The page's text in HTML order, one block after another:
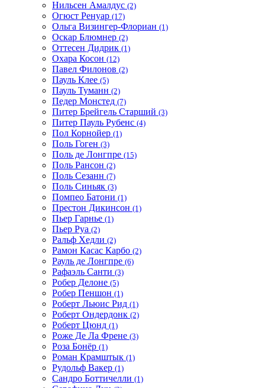
Нильсен Амалдус (2)
Огюст Ренуар (17)
Ольга Визингер-Флориан (1)
Оскар Блюмнер (2)
Оттесен Дидрик (1)
Охара Косон (12)
Павел Филонов (2)
Пауль Клее (5)
Пауль Туманн (2)
Педер Монстед (7)
Питер Брейгель Старший (3)
Питер Пауль Рубенс (4)
Пол Корнойер (1)
Поль Гоген (3)
Поль де Лонгпре (15)
Поль Рансон (2)
Поль Сезанн (7)
Поль Синьяк (3)
Помпео Батони (1)
Престон Дикинсон (1)
Пьер Гарнье (1)
Пьер Руа (2)
Ральф Хедли (2)
Рамон Касас Карбо (2)
Рауль де Лонгпре (6)
Рафаэль Санти (3)
Робер Делоне (5)
Робер Пеншон (1)
Роберт Льюис Рид (1)
Роберт Ондердонк (2)
Роберт Цюнд (1)
Роже Де Ла Френе (3)
Роза Бонёр (1)
Роман Крамштык (1)
Рудольф Вакер (1)
Сандро Боттичелли (1)